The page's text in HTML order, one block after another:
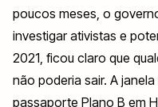
poucos meses, o
investigar ativistas e
2021, ficou claro que
não poderia sair. A
passaporte Plano B em